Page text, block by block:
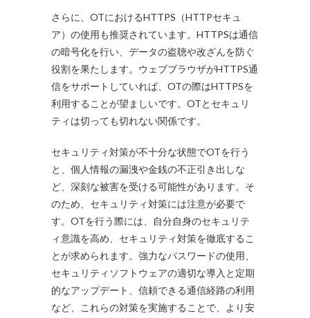
さらに、OTにおけるHTTPS（HTTPセキュ
ア）の使用も推奨されています。HTTPSは通信
の暗号化を行い、データの盗聴や改ざんを防ぐ
役割を果たします。ウェブブラウザがHTTPS通
信をサポートしていれば、OTの際はHTTPSを
利用することが望ましいです。OTとセキュリ
ティは切っても切れない関係です。
セキュリティ対策が不十分な状態でOTを行う
と、個人情報の漏洩や金銭の不正引き出しな
ど、深刻な被害を受ける可能性があります。そ
のため、セキュリティ対策には注意が必要で
す。OTを行う際には、自分自身のセキュリテ
ィ意識を高め、セキュリティ対策を徹底するこ
とが求められます。強力なパスワードの使用、
セキュリティソフトウェアの適切な導入と定期
的なアップデート、信頼できる通信経路の利用
など、これらの対策を実施することで、より安